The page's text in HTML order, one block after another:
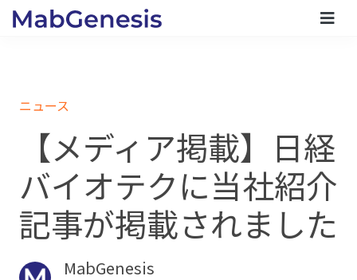
ニュース
【メディア掲載】日経
バイオテクに当社紹介
記事が掲載されました
MabGenesis